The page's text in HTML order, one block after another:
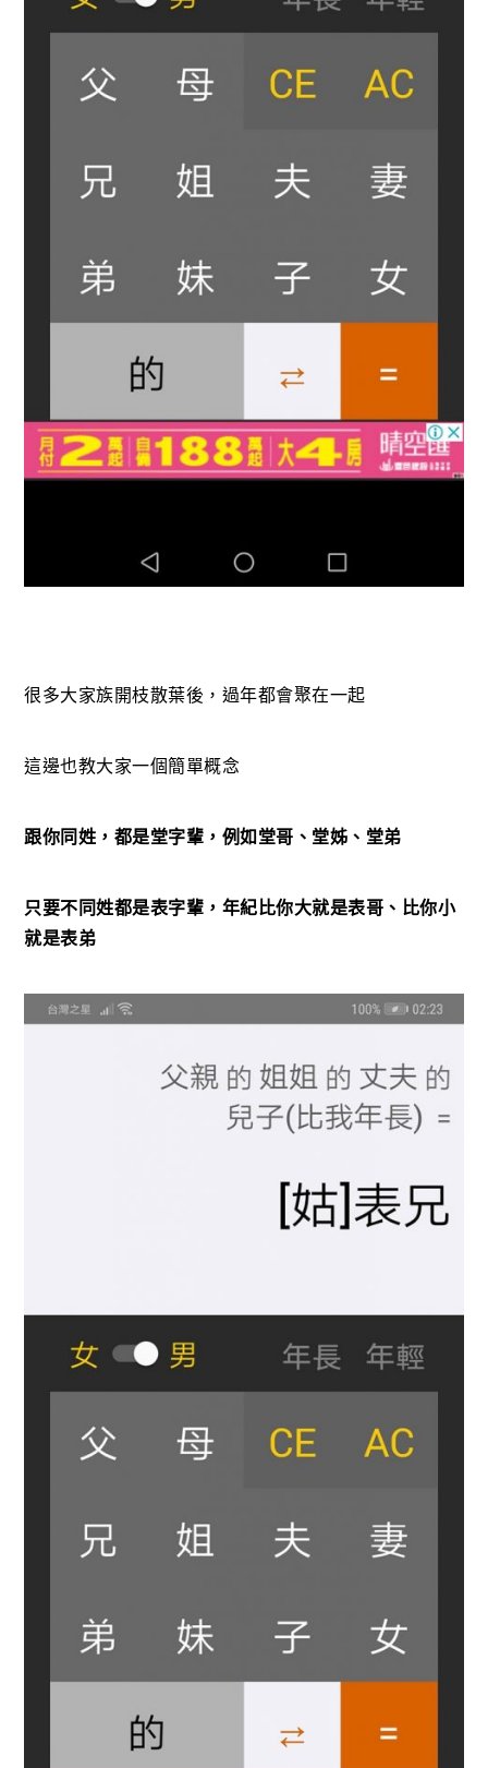
很多大家族開枝散葉後，過年都會聚在一起
這邊也教大家一個簡單概念
跟你同姓，都是堂字輩，例如堂哥、堂姊、堂弟
只要不同姓都是表字輩，年紀比你大就是表哥、比你小
就是表弟